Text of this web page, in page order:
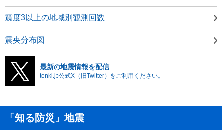
震度3以上の地域別観測回数
震央分布図
最新の地震情報を配信
tenki.jp公式X（旧Twitter）をご利用ください。
「知る防災」地震